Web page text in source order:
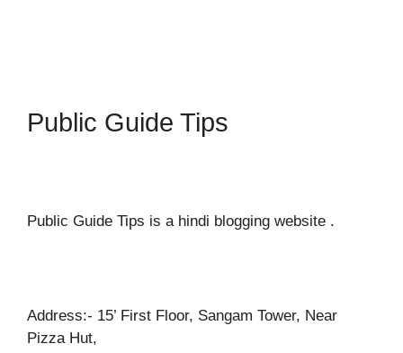
Public Guide Tips
Public Guide Tips is a hindi blogging website .
Address:- 15’ First Floor, Sangam Tower, Near
Pizza Hut,